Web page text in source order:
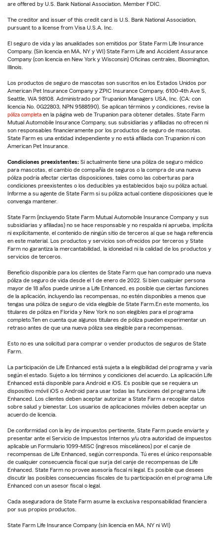
are offered by U.S. Bank National Association. Member FDIC.
The creditor and issuer of this credit card is U.S. Bank National Association,
pursuant to a license from Visa U.S.A. Inc.
El seguro de vida y las anualidades son emitidos por State Farm Life Insurance
Company. (Sin licencia en MA, NY y WI) State Farm Life and Accident Assurance
Company (con licencia en New York y Wisconsin) Oficinas centrales, Bloomington,
Illinois.
Los productos de seguro de mascotas son suscritos en los Estados Unidos por
American Pet Insurance Company y ZPIC Insurance Company, 6100-4th Ave S,
Seattle, WA 98108. Administrado por Trupanion Managers USA, Inc. (CA: con
licencia No. 0G22803, NPN 9588590). Se aplican términos y condiciones, revise la
póliza completa en la página web de Trupanion para obtener detalles. State Farm
Mutual Automobile Insurance Company, sus subsidiarias y afiliadas no ofrecen ni
son responsables financieramente por los productos de seguro de mascotas.
State Farm es una entidad independiente y no está afiliada con Trupanion ni con
American Pet Insurance.
Condiciones preexistentes: Si actualmente tiene una póliza de seguro médico
para mascotas, el cambio de compañía de seguros o la compra de una nueva
póliza podría afectar ciertas disposiciones, tales como las coberturas para
condiciones preexistentes o los deducibles ya establecidos bajo su póliza actual.
Informe a su agente de State Farm si su póliza actual contiene disposiciones que le
convenga mantener.
State Farm (incluyendo State Farm Mutual Automobile Insurance Company y sus
subsidiarias y afiliadas) no se hace responsable y no respalda ni aprueba, implícita
ni explícitamente, el contenido de ningún sitio de terceros al que se haga referencia
en este material. Los productos y servicios son ofrecidos por terceros y State
Farm no garantiza la mercantabilidad, la idoneidad ni la calidad de los productos y
servicios de terceros.
Beneficio disponible para los clientes de State Farm que han comprado una nueva
póliza de seguro de vida desde el 1 de enero de 2022. Si bien cualquier persona
mayor de 18 años puede unirse a Life Enhanced, es posible que ciertas funciones
de la aplicación, incluyendo las recompensas, no estén disponibles a menos que
tengas una póliza de seguro de vida elegible de State Farm.En este momento, los
titulares de póliza en Florida y New York no son elegibles para el programa
completo.Ten en cuenta que algunos titulares de póliza pueden experimentar un
retraso antes de que una nueva póliza sea elegible para recompensas.
Esto no es una solicitud para comprar o vender productos de seguros de State
Farm.
La participación de Life Enhanced está sujeta a la elegibilidad del programa y varía
según el estado. Sujeto a los términos y condiciones del acuerdo. La aplicación Life
Enhanced está disponible para Android e iOS. Es posible que se requiera un
dispositivo móvil iOS o Android para usar todas las funciones del programa Life
Enhanced. Los clientes deben aceptar autorizar a State Farm a recopilar datos
sobre salud y bienestar. Los usuarios de aplicaciones móviles deben aceptar un
acuerdo de licencia.
De conformidad con la ley de impuestos pertinente, State Farm puede enviarte y
presentar ante el Servicio de Impuestos Internos y/u otra autoridad de impuestos
aplicable un Formulario 1099-MISC (ingresos misceláneos) por el canje de
recompensas de Life Enhanced, según corresponda. Tú eres el único responsable
de cualquier consecuencia fiscal que surja del canje de recompensas de Life
Enhanced. State Farm no provee asesoría fiscal ni legal. Es posible que desees
discutir las posibles consecuencias fiscales de tu participación en el programa Life
Enhanced con un asesor fiscal o legal.
Cada aseguradora de State Farm asume la exclusiva responsabilidad financiera
por sus propios productos.
State Farm Life Insurance Company (sin licencia en MA, NY ni WI)